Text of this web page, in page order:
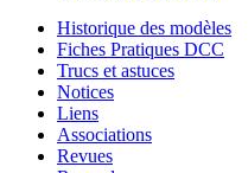
Historique des modèles
Fiches Pratiques DCC
Trucs et astuces
Notices
Liens
Associations
Revues